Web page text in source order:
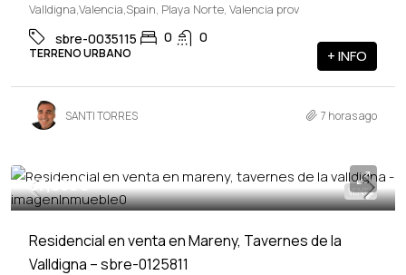
Valldigna,Valencia,Spain, Playa Norte, Valencia prov
sbre-0035115 0 0
TERRENO URBANO + INFO
SANTI TORRES 7 horas ago
VENTA
87,000€
Residencial en venta en Mareny, Tavernes de la
Valldigna – sbre-0125811